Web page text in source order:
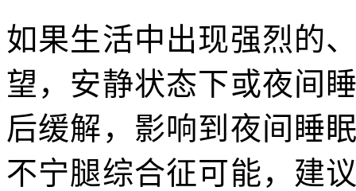
如果生活中出现强烈的
望，安静状态下或夜间
后缓解，影响到夜间睡
不宁腿综合征可能，建